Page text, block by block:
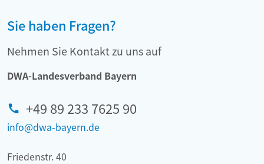
Sie haben Fragen?
Nehmen Sie Kontakt zu uns auf
DWA-Landesverband Bayern
+49 89 233 7625 90
info@dwa-bayern.de
Friedenstr. 40